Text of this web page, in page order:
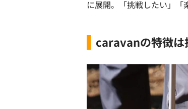
に展開。「挑戦したい」「
caravanの特徴は